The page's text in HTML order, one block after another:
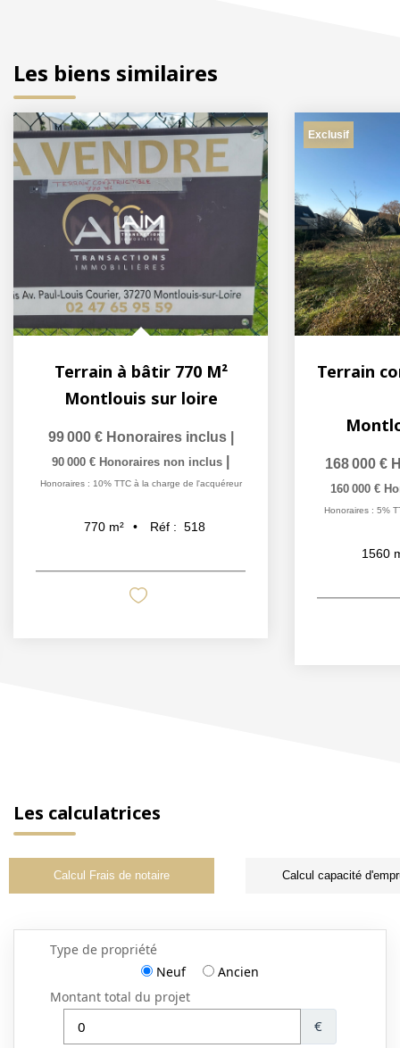
Les biens similaires
Terrain à bâtir 770 M²
Montlouis sur loire
99 000 € Honoraires inclus
90 000 € Honoraires non inclus
Honoraires : 10% TTC à la charge de l'acquéreur
770 m² Réf : 518
Exclusif
168 000 €
160 000 €
Honoraires : 5%
1560
Les calculatrices
Calcul Frais de notaire Calcul capacité